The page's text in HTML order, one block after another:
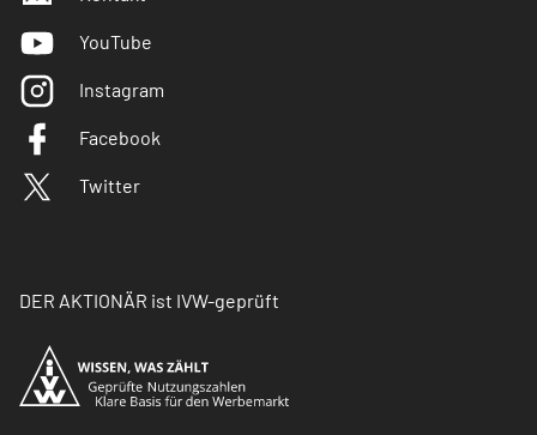
YouTube
Instagram
Facebook
Twitter
DER AKTIONÄR ist IVW-geprüft